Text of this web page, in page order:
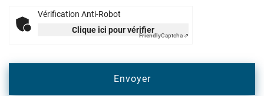
Vérification Anti-Robot
Clique ici pour vérifier
FriendlyCaptcha ⇗